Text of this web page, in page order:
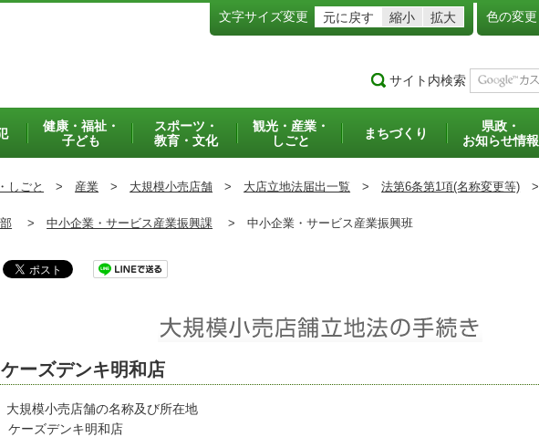
文字サイズ変更 元に戻す 縮小 拡大 色の変更
サイト内検索
健康・福祉・
子ども
スポーツ・
教育・文化
観光・産業・
しごと
まちづくり
県政・
お知らせ情報
しごと > 産業 > 大規模小売店舗 > 大店立地法届出一覧 > 法第6条第1項(名称変更等) >
> 中小企業・サービス産業振興課 > 中小企業・サービス産業振興班
ケーズデンキ明和店
規模小売店舗の名称及び所在地
ーズデンキ明和店